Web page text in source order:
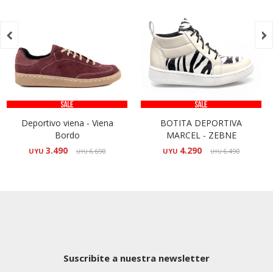
Deportivo viena - Viena
Bordo
UYU 3.490 UYU6.690
BOTITA DEPORTIVA
MARCEL - ZEBNE
UYU 4.290 UYU6.490
 
Suscribite a nuestra newsletter